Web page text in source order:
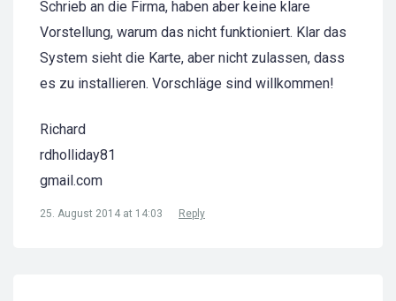
Schrieb an die Firma, haben aber keine klare
Vorstellung, warum das nicht funktioniert. Klar das
System sieht die Karte, aber nicht zulassen, dass
es zu installieren. Vorschläge sind willkommen!
Richard
rdholliday81
gmail.com
25. August 2014 at 14:03 Reply